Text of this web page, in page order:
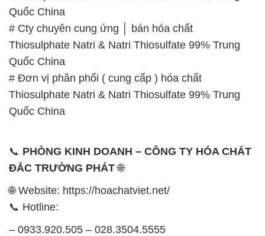
Quốc China
# Cty chuyên cung ứng │ bán hóa chất
Thiosulphate Natri & Natri Thiosulfate 99% Trung
Quốc China
# Đơn vị phân phối ( cung cấp ) hóa chất
Thiosulphate Natri & Natri Thiosulfate 99% Trung
Quốc China
📞 PHÒNG KINH DOANH – CÔNG TY HÓA CHẤT
ĐẮC TRƯỜNG PHÁT🌐
🌐 Website: https://hoachatviet.net/
📞 Hotline:
– 0933.920.505 – 028.3504.5555